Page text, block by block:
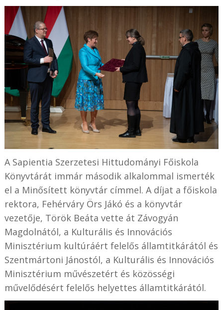
A Sapientia Szerzetesi Hittudományi Főiskola
Könyvtárát immár második alkalommal ismerték
el a Minősített könyvtár címmel. A díjat a főiskola
rektora, Fehérváry Örs Jákó és a könyvtár
vezetője, Török Beáta vette át Závogyán
Magdolnától, a Kulturális és Innovációs
Minisztérium kultúráért felelős államtitkárától és
Szentmártoni Jánostól, a Kulturális és Innovációs
Minisztérium művészetért és közösségi
művelődésért felelős helyettes államtitkárától.